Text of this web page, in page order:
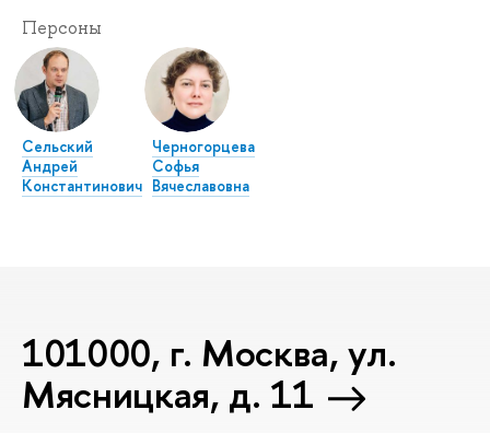
Персоны
Сельский
Андрей
Константинович
Черногорцева
Софья
Вячеславовна
101000, г. Москва, ул.
Мясницкая, д. 11